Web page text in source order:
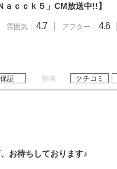
ｃｃｋ５」CM放送中!!】
雰囲気： 4.7 アフター： 4.6
保証 整備 クチコミ
お待ちしております♪